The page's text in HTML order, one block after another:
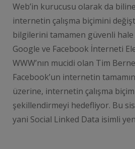
Web’in kurucusu olarak da
internetin çalışma biçimini
bilgilerini tamamen güvenli
Google ve Facebook İnterneti
WWW’nın mucidi olan Tim
Facebook’un internetin
üzerine, internetin çalışma
şekillendirmeyi hedefliyor. Bu
yani Social Linked Data isimli